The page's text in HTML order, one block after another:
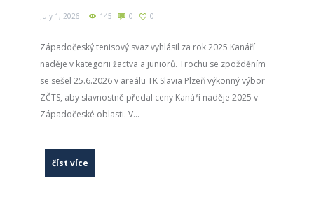
July 1, 2026 145 0 0
Západočeský tenisový svaz vyhlásil za rok 2025 Kanáří
naděje v kategorii žactva a juniorů. Trochu se zpožděním
se sešel 25.6.2026 v areálu TK Slavia Plzeň výkonný výbor
ZČTS, aby slavnostně předal ceny Kanáří naděje 2025 v
Západočeské oblasti. V...
číst více